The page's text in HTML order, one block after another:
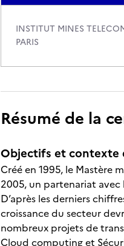
INSTITUT MINES
PARIS
Résumé de la
Objectifs et contexte
Créé en 1995, le Mastère
2005, un partenariat
D’après les derniers
croissance du secteur
nombreux projets de
Cloud computing et